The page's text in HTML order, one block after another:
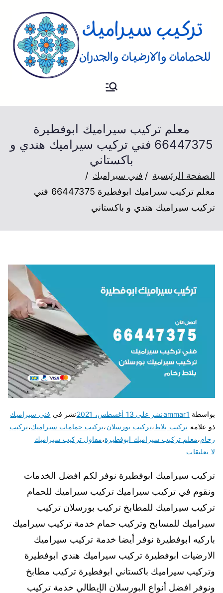
سيراميك
فني تركيب سيراميك للارضيات و
معلم تركيب سيراميك ابوفطيرة
66447375 فني تركيب سيراميك هندي و
باكستاني
الصفحة الرئيسية
فني سيراميك
معلم تركيب سيراميك ابوفطيرة 66447375 فني
تركيب سيراميك هندي و باكستاني
بواسطة ammar1نشر على 13 أغسطس، 2021 نشر في فني سيراميك
ذو علامة تركيب بلاط،تركيب بورسلان،تركيب حمامات سيراميك،تركيب
رخام،معلم تركيب سيراميك ابوفطيرة،مقاول تركيب سيراميك
لا تعليقات
تركيب سيراميك ابوفطيرة نوفر لكم افضل الخدمات
ونقوم في تركيب سيراميك تركيب سيراميك للحمام
تركيب سيراميك للمطابخ تركيب بورسلان تركيب
سيراميك للمسابح وتركيب حمام خدمة تركيب سيراميك
باركيه ابوفطيرة نوفر أيضا خدمة تركيب سيراميك
الارضيات ابوفطيرة تركيب سيراميك هندي ابوفطيرة
وتركيب سيراميك باكستاني ابوفطيرة تركيب مطابخ
ونوفر افضل أنواع البورسلان الإيطالي خدمة تركيب